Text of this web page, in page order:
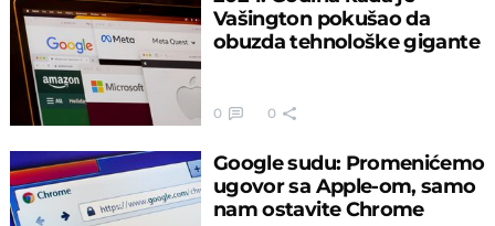
Vašington pokušao da
obuzda tehnološke gigante
0 0
Google sudu: Promenićemo
ugovor sa Apple-om, samo
nam ostavite Chrome